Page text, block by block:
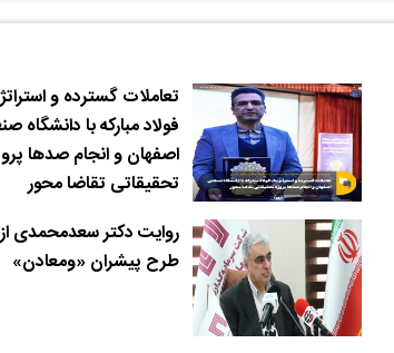
تعاملات گسترده و
فولاد مبارکه با دانشگاه
اصفهان و انجام صدها
تحقیقاتی تقاضا محور
روایت دکتر سعدمحمدی
طرح پیشران «ومعادن»